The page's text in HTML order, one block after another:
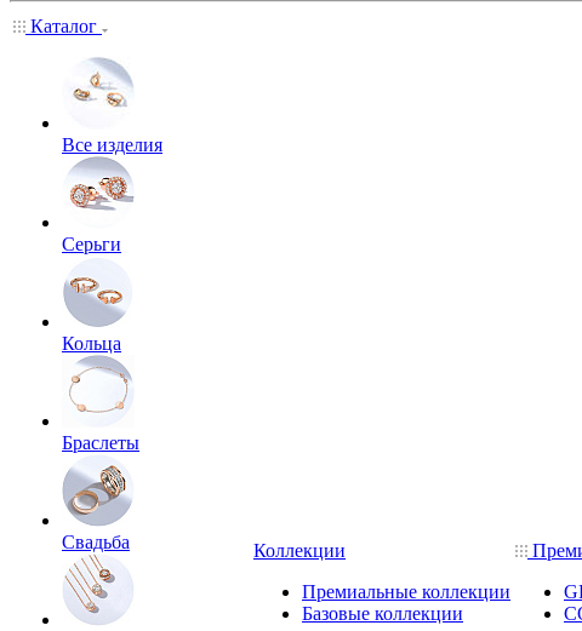
Каталог
Все изделия
Серьги
Кольца
Браслеты
Свадьба
Коллекции
Премиальные коллекции
Базовые коллекции